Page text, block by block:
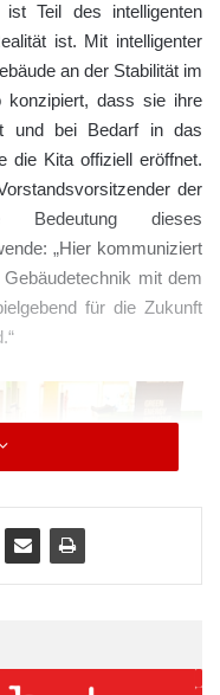
Teil des intelligenten
ist. Mit intelligenter
an der Stabilität im
dass sie ihre
und bei Bedarf in das
die Kita offiziell eröffnet.
der
dieses
„Hier kommuniziert
mit dem
für die Zukunft